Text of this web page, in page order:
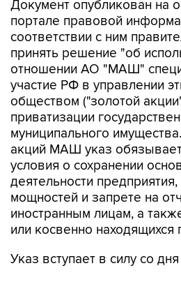
соответствии с ним
принять решение "об
отношении АО "МАШ"
участие РФ в управлении
обществом ("золотой
приватизации
муниципального
акций МАШ указ обязывает
условия о сохранении
деятельности
мощностей и запрете на
иностранным лицам, а
или косвенно находящихся
Указ вступает в силу со
Пакет акций в размере